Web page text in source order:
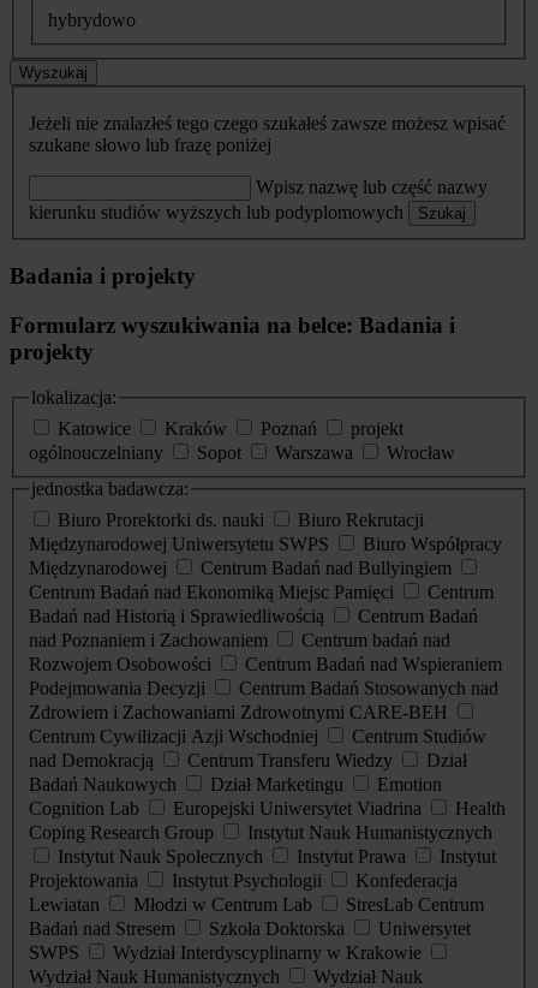
hybrydowo
Wyszukaj
Jeżeli nie znalazłeś tego czego szukałeś zawsze możesz wpisać
szukane słowo lub frazę poniżej
Wpisz nazwę lub część nazwy
kierunku studiów wyższych lub podyplomowych
Szukaj
Badania i projekty
Formularz wyszukiwania na belce: Badania i
projekty
lokalizacja:
Katowice
Kraków Poznań
projekt
ogólnouczelniany
Sopot Warszawa
Wrocław
jednostka badawcza:
Biuro Prorektorki ds. nauki
Biuro Rekrutacji
Międzynarodowej Uniwersytetu SWPS
Biuro Współpracy
Międzynarodowej
Centrum Badań nad Bullyingiem
Centrum Badań nad Ekonomiką Miejsc Pamięci
Centrum
Badań nad Historią i Sprawiedliwością
Centrum Badań
nad Poznaniem i Zachowaniem
Centrum badań nad
Rozwojem Osobowości
Centrum Badań nad Wspieraniem
Podejmowania Decyzji
Centrum Badań Stosowanych nad
Zdrowiem i Zachowaniami Zdrowotnymi CARE-BEH
Centrum Cywilizacji Azji Wschodniej
Centrum Studiów
nad Demokracją
Centrum Transferu Wiedzy
Dział
Badań Naukowych
Dział Marketingu
Emotion
Cognition Lab
Europejski Uniwersytet Viadrina
Health
Coping Research Group
Instytut Nauk Humanistycznych
Instytut Nauk Społecznych
Instytut Prawa
Instytut
Projektowania
Instytut Psychologii
Konfederacja
Lewiatan
Młodzi w Centrum Lab
StresLab Centrum
Badań nad Stresem
Szkoła Doktorska
Uniwersytet
SWPS
Wydział Interdyscyplinarny w Krakowie
Wydział Nauk Humanistycznych
Wydział Nauk